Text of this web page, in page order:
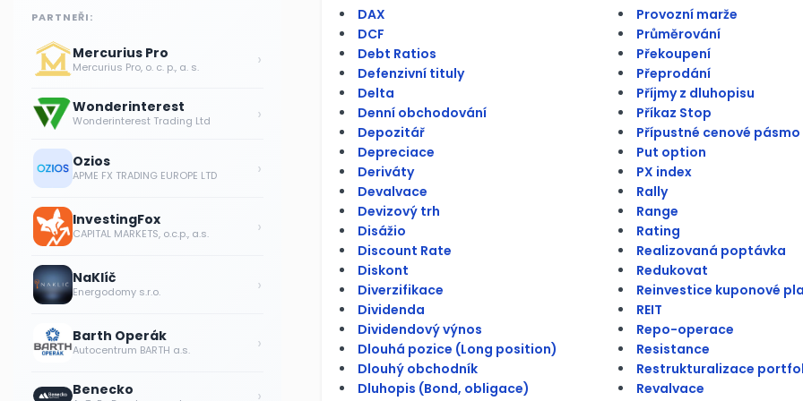
PARTNEŘI:
Mercurius Pro
Mercurius Pro, o. c. p., a. s. ›
Wonderinterest
Wonderinterest Trading Ltd ›
Ozios
APME FX TRADING EUROPE LTD ›
InvestingFox
CAPITAL MARKETS, o.c.p., a.s. ›
NaKlíč
Energodomy s.r.o. ›
Barth Operák
Autocentrum BARTH a.s. ›
Benecko ›
DAX
DCF
Debt Ratios
Defenzivní tituly
Delta
Denní obchodování
Depozitář
Depreciace
Deriváty
Devalvace
Devizový trh
Disážio
Discount Rate
Diskont
Diverzifikace
Dividenda
Dividendový výnos
Dlouhá pozice (Long position)
Dlouhý obchodník
Dluhopis (Bond, obligace)
Provozní marže
Průměrování
Překoupení
Přeprodání
Příjmy z dluhopisu
Příkaz Stop
Přípustné cenové pásmo
Put option
PX index
Rally
Range
Rating
Realizovaná poptávka
Redukovat
Reinvestice kuponové
REIT
Repo-operace
Resistance
Restrukturalizace
Revalvace